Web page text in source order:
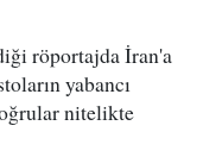
röportajda İran'a
yabancı
nitelikte